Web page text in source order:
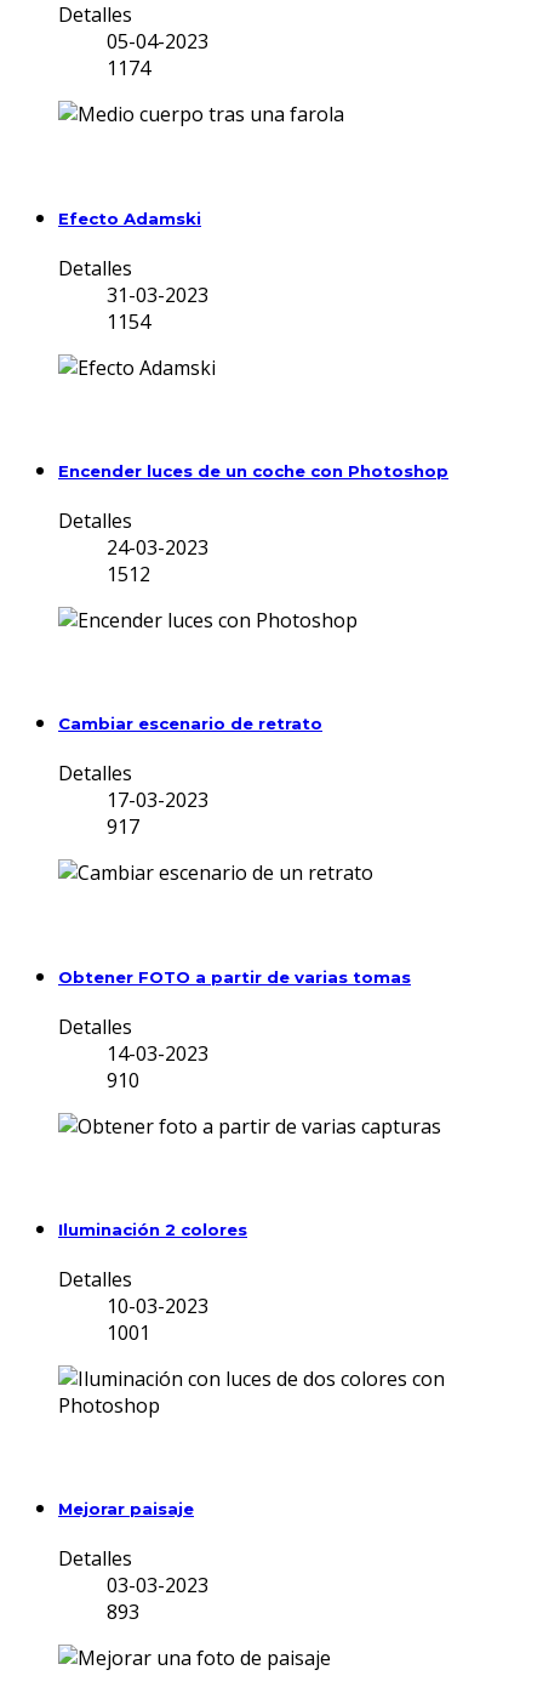
Detalles
05-04-2023
1174
Efecto Adamski
Detalles
31-03-2023
1154
Encender luces de un coche con Photoshop
Detalles
24-03-2023
1512
Cambiar escenario de retrato
Detalles
17-03-2023
917
Obtener FOTO a partir de varias tomas
Detalles
14-03-2023
910
Iluminación 2 colores
Detalles
10-03-2023
1001
Mejorar paisaje
Detalles
03-03-2023
893